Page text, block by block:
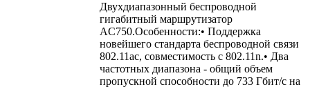
Двухдиапазонный беспроводной
гигабитный маршрутизатор
AC750.Особенности:• Поддержка
новейшего стандарта беспроводной связи
802.11ac, совместимость с 802.11n.• Два
частотных диапазона - общий объем
пропускной способности до 733 Гбит/с на